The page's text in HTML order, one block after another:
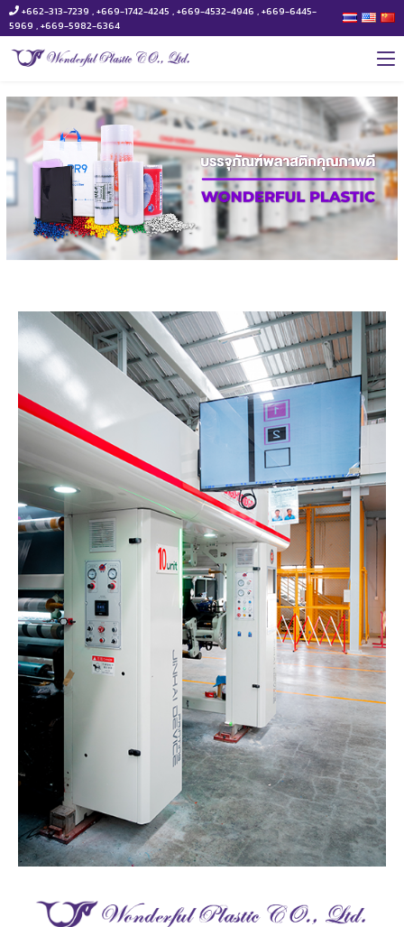
+662-313-7239 , +669-1742-4245 , +669-4532-4946 , +669-6445-
5969 , +669-5982-6364